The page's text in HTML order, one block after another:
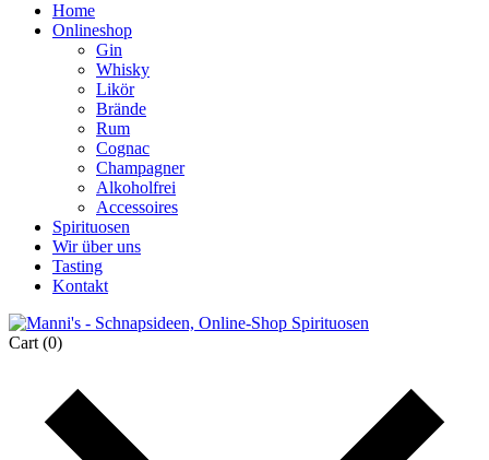
Home
Onlineshop
Gin
Whisky
Likör
Brände
Rum
Cognac
Champagner
Alkoholfrei
Accessoires
Spirituosen
Wir über uns
Tasting
Kontakt
Cart (0)